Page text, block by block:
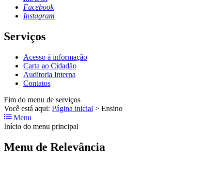
Facebook
Instagram
Serviços
Acesso à informação
Carta ao Cidadão
Auditoria Interna
Contatos
Fim do menu de serviços
Você está aqui: Página inicial > Ensino
Menu
Início do menu principal
Menu de Relevância